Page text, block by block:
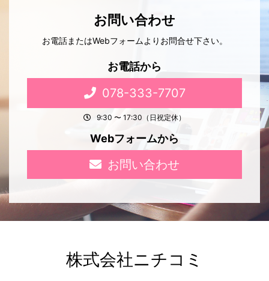
お問い合わせ
お電話またはWebフォームよりお問合せ下さい。
お電話から
078-333-7707
9:30 〜 17:30（日祝定休）
Webフォームから
お問い合わせ
株式会社ニチコミ